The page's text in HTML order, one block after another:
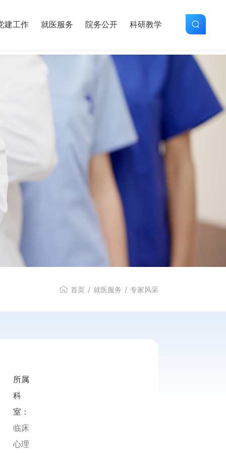
建工作 就医服务 院务公开 科研教学
特色服务
首页 / 就医服务 / 专家风采
所属
科
室：
临床
心理